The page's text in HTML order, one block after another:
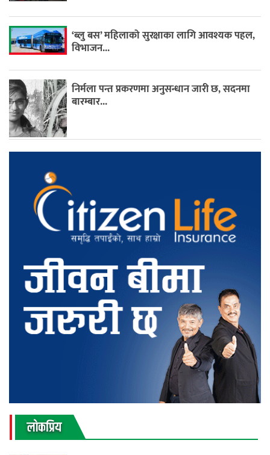
‘ब्लु बस’ महिलाको सुरक्षाका लागि आवश्यक पहल,
विभाजन...
निर्मला पन्त प्रकरणमा अनुसन्धान जारी छ, सदनमा
बारम्बार...
लाेकप्रिय